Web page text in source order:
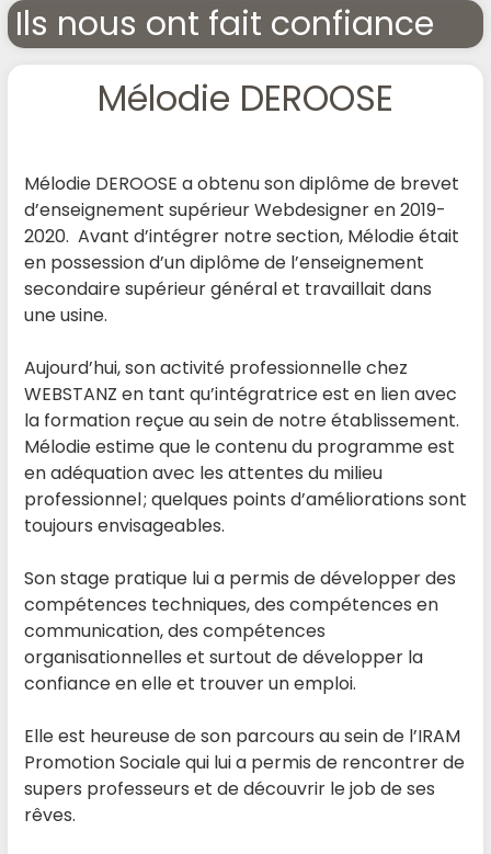
Ils nous ont fait confiance
Mélodie DEROOSE
Mélodie DEROOSE a obtenu son diplôme de brevet
d’enseignement supérieur Webdesigner en 2019-
2020. Avant d’intégrer notre section, Mélodie était
en possession d’un diplôme de l’enseignement
secondaire supérieur général et travaillait dans
une usine.
Aujourd’hui, son activité professionnelle chez
WEBSTANZ en tant qu’intégratrice est en lien avec
la formation reçue au sein de notre établissement.
Mélodie estime que le contenu du programme est
en adéquation avec les attentes du milieu
professionnel ; quelques points d’améliorations sont
toujours envisageables.
Son stage pratique lui a permis de développer des
compétences techniques, des compétences en
communication, des compétences
organisationnelles et surtout de développer la
confiance en elle et trouver un emploi.
Elle est heureuse de son parcours au sein de l’IRAM
Promotion Sociale qui lui a permis de rencontrer de
supers professeurs et de découvrir le job de ses
rêves.